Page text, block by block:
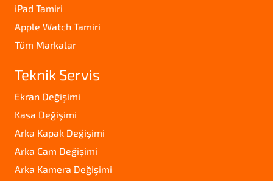
iPad Tamiri
Apple Watch Tamiri
Tüm Markalar
Teknik Servis
Ekran Değişimi
Kasa Değişimi
Arka Kapak Değişimi
Arka Cam Değişimi
Arka Kamera Değişimi